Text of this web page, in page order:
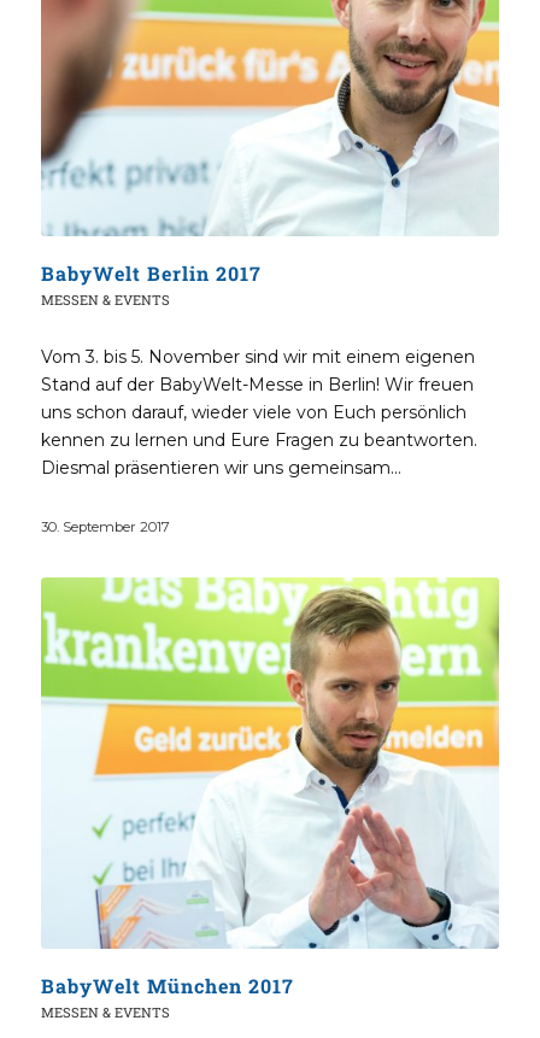
BabyWelt Berlin 2017
MESSEN & EVENTS
Vom 3. bis 5. November sind wir mit einem eigenen
Stand auf der BabyWelt-Messe in Berlin! Wir freuen
uns schon darauf, wieder viele von Euch persönlich
kennen zu lernen und Eure Fragen zu beantworten.
Diesmal präsentieren wir uns gemeinsam…
30. September 2017
BabyWelt München 2017
MESSEN & EVENTS